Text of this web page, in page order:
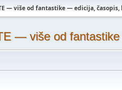
— više od fantastike — edicija, časopis,
— više od